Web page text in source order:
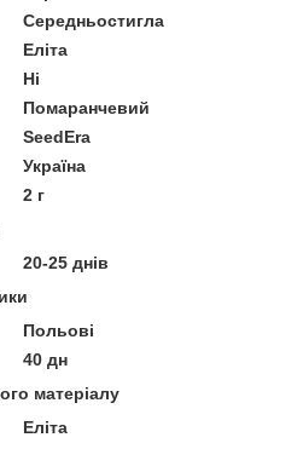
Середньостигла
Еліта
Ні
Помаранчевий
SeedEra
Україна
2 г
20-25 днів
Польові
40 дн
матеріалу
Еліта